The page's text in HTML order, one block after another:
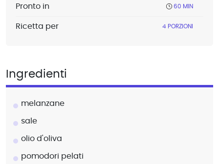
Pronto in 60 MIN
Ricetta per 4 PORZIONI
Ingredienti
melanzane
sale
olio d'oliva
pomodori pelati